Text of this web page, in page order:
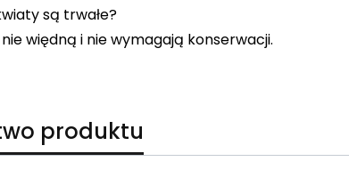
są trwałe?
więdną i nie wymagają konserwacji.
produktu